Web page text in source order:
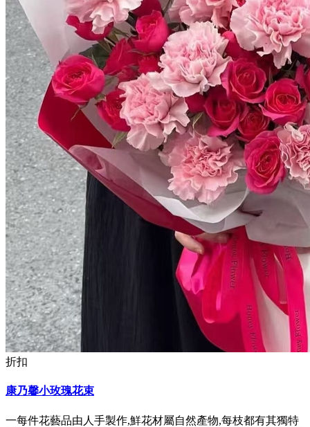
折扣
康乃馨小玫瑰花束
一每件花藝品由人手製作,鮮花材屬自然產物,每枝都有其獨特